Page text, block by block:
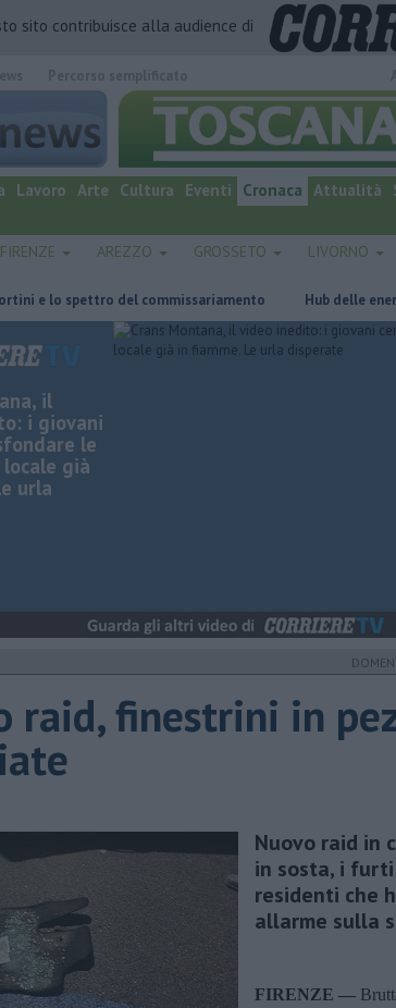
sito contribuisce alla audience di
Lavoro Arte Cultura Eventi Cronaca Attualità
FIRENZE AREZZO GROSSETO LIVORNO
spettro del commissariamento Hub delle energie
il
i giovani
le
già
urla
raid, finestrini in
Nuovo raid in
in sosta, i
residenti che
allarme sulla
FIRENZE —